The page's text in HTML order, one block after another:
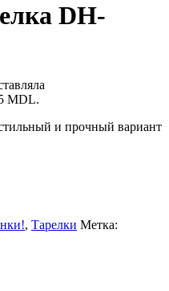
DH-
MDL.
и прочный вариант
, Тарелки Метка: